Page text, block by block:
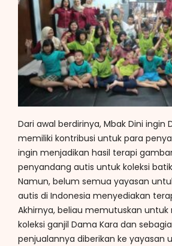
Dari awal berdirinya, Mbak Dini ingin
memiliki kontribusi untuk para
ingin menjadikan hasil terapi
penyandang autis untuk koleksi
Namun, belum semua yayasan
autis di Indonesia menyediakan
Akhirnya, beliau memutuskan
koleksi ganjil Dama Kara dan
penjualannya diberikan ke yayasan